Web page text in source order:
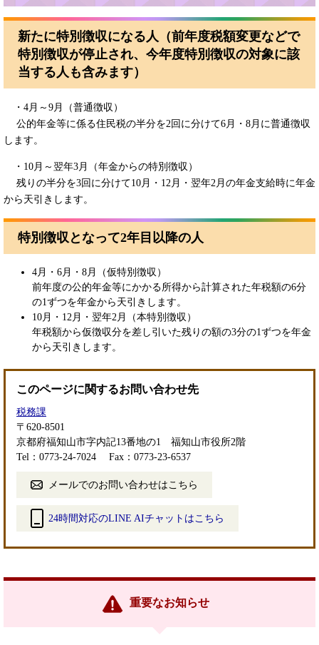
新たに特別徴収になる人（前年度税額変更などで
特別徴収が停止され、今年度特別徴収の対象に該
当する人も含みます）
・4月～9月（普通徴収）
公的年金等に係る住民税の半分を2回に分けて6月・8月に普通徴収
します。
・10月～翌年3月（年金からの特別徴収）
残りの半分を3回に分けて10月・12月・翌年2月の年金支給時に年金
から天引きします。
特別徴収となって2年目以降の人
4月・6月・8月（仮特別徴収）
前年度の公的年金等にかかる所得から計算された年税額の6分
の1ずつを年金から天引きします。
10月・12月・翌年2月（本特別徴収）
年税額から仮徴収分を差し引いた残りの額の3分の1ずつを年金
から天引きします。
このページに関するお問い合わせ先
税務課
〒620-8501
京都府福知山市字内記13番地の1 福知山市役所2階
Tel：0773-24-7024
Fax：0773-23-6537
メールでのお問い合わせはこちら
24時間対応のLINE AIチャットはこちら
リ
重要なお知らせ